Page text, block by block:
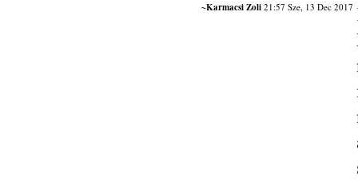
~Karmacsi Zoli21:57 Sze, 13 Dec 2017